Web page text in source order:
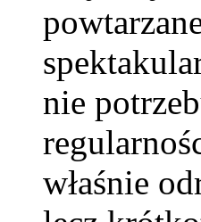
nie
właśnie